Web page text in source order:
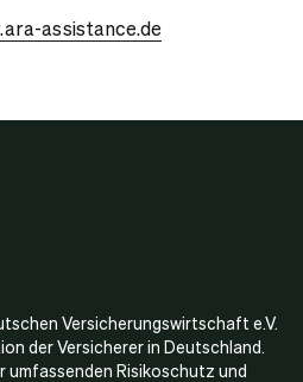
assistance.de
Versicherungswirtschaft e.V.
der Versicherer in Deutschland.
umfassenden Risikoschutz und